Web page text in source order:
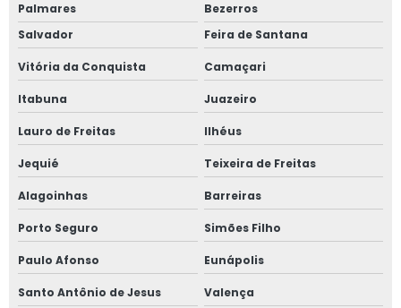
Treinamento nr 13 para empresa
Treinamentos de nr 12 valor
Treinamentos de nr 13
Valor de projeto de combate a incêndio
Valor treinamento nr 13
Válvula de alívio de pressão
Válvulas de segurança amônia
Palmares
Bezerros
Salvador
Feira de Santana
Vitória da Conquista Camaçari
Itabuna Juazeiro
Lauro de Freitas Ilhéus
Jequié Teixeira de Freitas
Alagoinhas Barreiras
Porto Seguro Simões Filho
Paulo Afonso Eunápolis
Santo Antônio de Jesus Valença